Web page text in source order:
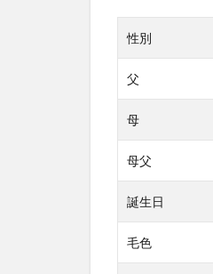
性別
父
母
母父
誕生日
毛色